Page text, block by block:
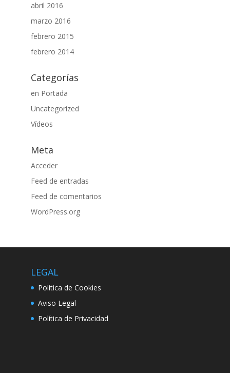
abril 2016
marzo 2016
febrero 2015
febrero 2014
Categorías
en Portada
Uncategorized
Vídeos
Meta
Acceder
Feed de entradas
Feed de comentarios
WordPress.org
LEGAL
Política de Cookies
Aviso Legal
Política de Privacidad